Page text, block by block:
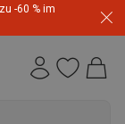
-60 % im